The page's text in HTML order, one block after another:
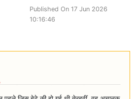
Published On 17 Jun 2026
10:16:46